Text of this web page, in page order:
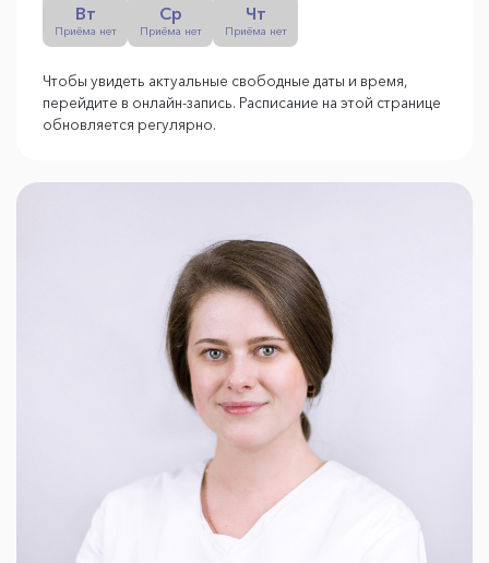
Вт
Приёма нет
Ср
Приёма нет
Чт
Приёма нет
Чтобы увидеть актуальные свободные даты и время,
перейдите в онлайн-запись. Расписание на этой странице
обновляется регулярно.